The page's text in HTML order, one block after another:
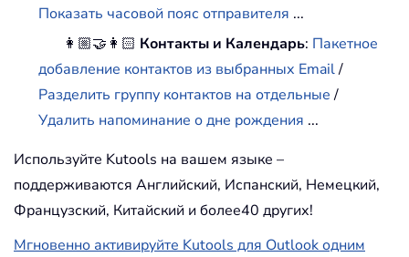
Показать часовой пояс отправителя ...
👩🏼‍🤝‍👩🏻 Контакты и Календарь: Пакетное
добавление контактов из выбранных Email/
Разделить группу контактов на отдельные/
Удалить напоминание о дне рождения ...
Используйте Kutools на вашем языке –
поддерживаются Английский, Испанский, Немецкий,
Французский, Китайский и более40 других!
Мгновенно активируйте Kutools для Outlook одним